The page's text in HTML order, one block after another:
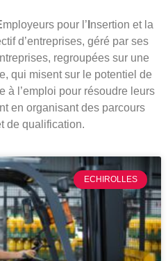
mployeurs pour l’ nsertion et la
d’entreprises, géré par ses
regroupées sur une
qui misent sur le potentiel de
à l’emploi pour résoudre leurs
en organisant des parcours
de qualification.
ECHIROLLES